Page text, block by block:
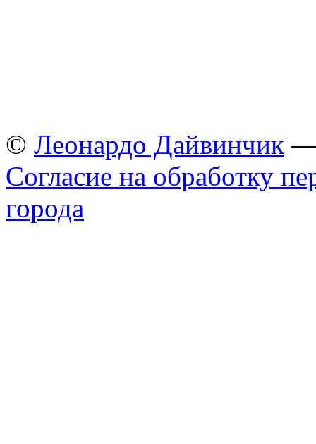
© Леонардо Дайвинчик —
Согласие на обработку
города